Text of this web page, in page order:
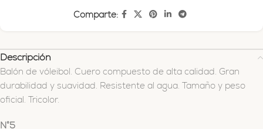
Comparte:
Descripción
Balón de vóleibol. Cuero compuesto de alta calidad. Gran
durabilidad y suavidad. Resistente al agua. Tamaño y peso
oficial. Tricolor.
N°5